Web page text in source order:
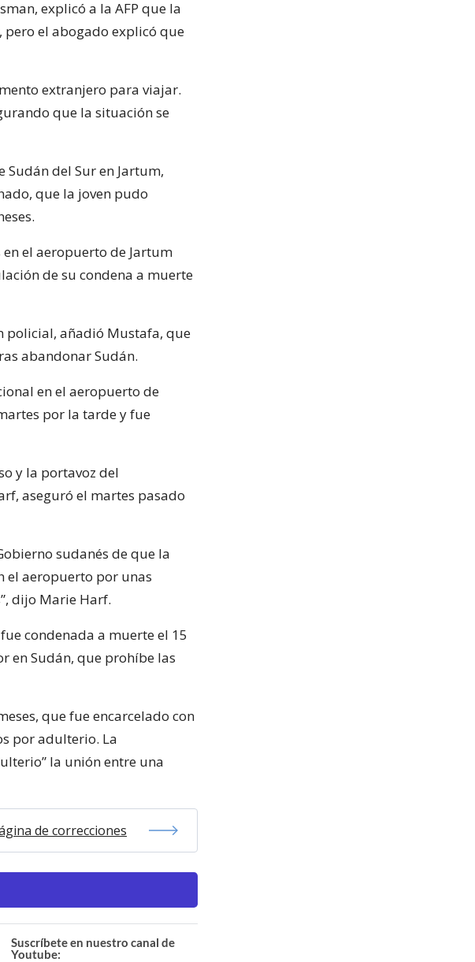
explicó a la AFP que la
el abogado explicó que
extranjero para viajar.
que la situación se
Sudán del Sur en Jartum,
que la joven pudo
el aeropuerto de Jartum
de su condena a muerte
policial, añadió Mustafa, que
abandonar Sudán.
en el aeropuerto de
por la tarde y fue
y la portavoz del
aseguró el martes pasado
sudanés de que la
el aeropuerto por unas
dijo Marie Harf.
condenada a muerte el 15
en Sudán, que prohíbe las
que fue encarcelado con
por adulterio. La
la unión entre una
de correcciones
Suscríbete en nuestro canal de
Youtube: